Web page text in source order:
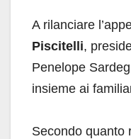
A rilanciare
Piscitelli,
Penelope
insieme ai
Secondo quanto